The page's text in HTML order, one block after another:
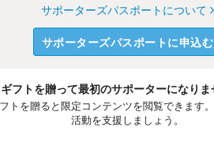
サポーターズパスポートについて
サポーターズパスポートに申込む
ギフトを贈って最初のサポーターになりま
トを贈ると限定コンテンツを閲覧できます
活動を支援しましょう。